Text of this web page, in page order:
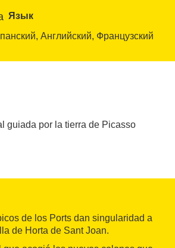
Язык
Английский, Французский
guiada por la tierra de Picasso
de los Ports dan singularidad a
de Horta de Sant Joan.